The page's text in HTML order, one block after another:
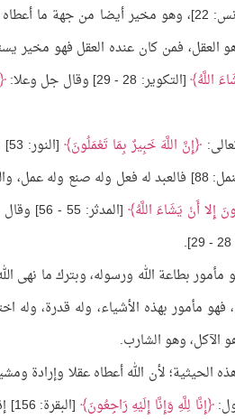
[يونس: 22]، وهو مخير أيضا من جهة ما
العقل، فمن كان عنده العقل فهو مخير
اللَّهُ [التكوير: 28 - 29] وقال جل وعلا:
إِنَّ اللَّهَ خَبِيرٌ بِمَا تَعْمَلُونَ [النور: 53] وقال سبحانه:
[النمل: 88] فالعبد له فعل وله صنع وله
إِلا أَنْ يَشَاءَ اللَّهُ [المدثر: 55 - 56] وقال سبحانه:
بطاعة الله ورسوله، وبترك ما نهى
مأمور بهذه الأشياء، وله قدرة، وله
الآكل، وهو الشارب.
لأن الله أعطاه عقلا وإرادة
إِنَّا لِلَّهِ وَإِنَّا إِلَيْهِ رَاجِعُونَ